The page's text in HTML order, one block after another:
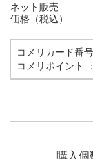
ネット販売
価格（税込）
コメリカード番
コメリポイント ：
購入個